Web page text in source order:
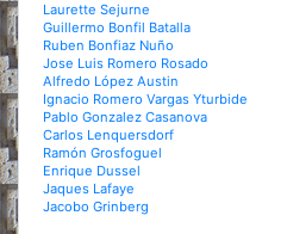
Laurette Sejurne
Guillermo Bonfil Batalla
Ruben Bonfiaz Nuño
Jose Luis Romero Rosado
Alfredo López Austin
Ignacio Romero Vargas Yturbide
Pablo Gonzalez Casanova
Carlos Lenquersdorf
Ramón Grosfoguel
Enrique Dussel
Jaques Lafaye
Jacobo Grinberg